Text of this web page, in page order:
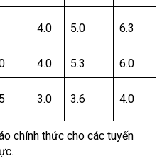
4.0 5.0 6.3
4.0 5.3 6.0
3.0 3.6 4.0
chính thức cho các tuyến